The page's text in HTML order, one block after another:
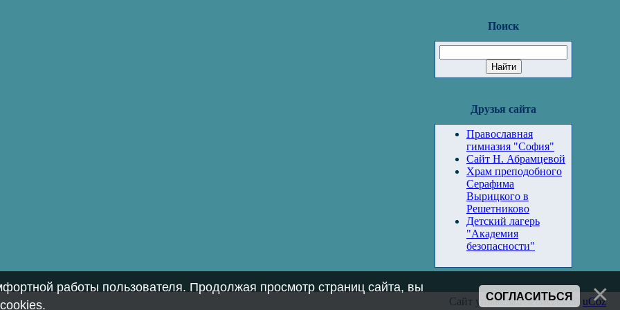
Поиск
Друзья сайта
Православная
гимназия "София"
Сайт Н. Абрамцевой
Храм преподобного
Серафима
Вырицкого в
Решетниково
Детский лагерь
"Академия
безопасности"
Сайт управляется системой uCoz
работы пользователя. Продолжая просмотр страниц сайта, вы
.
СОГЛАСИТЬСЯ